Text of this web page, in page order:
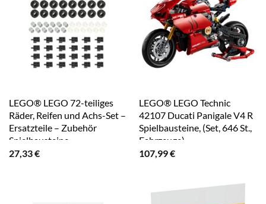
LEGO® LEGO 72-teiliges
Räder, Reifen und Achs-Set –
Ersatzteile – Zubehör
Spielbausteine
27,33€
LEGO® LEGO Technic
42107 Ducati Panigale V4 R
Spielbausteine, (Set, 646 St.,
Fahrzeuge)
107,99€